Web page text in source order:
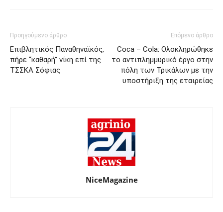
Προηγούμενο άρθρο
Επιβλητικός Παναθηναϊκός,
πήρε “καθαρή” νίκη επί της
ΤΣΣΚΑ Σόφιας
Επόμενο άρθρο
Coca – Cola: Ολοκληρώθηκε
το αντιπλημμυρικό έργο στην
πόλη των Τρικάλων με την
υποστήριξη της εταιρείας
NiceMagazine